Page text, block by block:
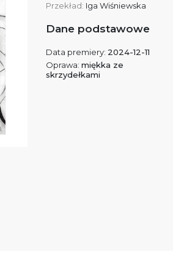
Przekład: Iga Wiśniewska
Dane podstawowe
Data premiery: 2024-12-11
Oprawa: miękka ze
skrzydełkami